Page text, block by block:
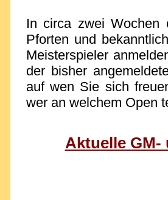
In circa zwei Wochen
Pforten und
Meisterspieler
der bisher
auf wen Sie sich
wer an welchem Open
Aktuelle GM-